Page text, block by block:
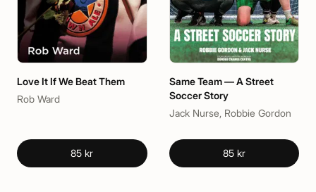
Love It If We Beat Them
Rob Ward
85 kr
Same Team — A Street
Soccer Story
Jack Nurse, Robbie Gordon
85 kr